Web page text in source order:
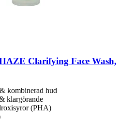
Clarifying Face Wash,
kombinerad hud
klargörande
(PHA)